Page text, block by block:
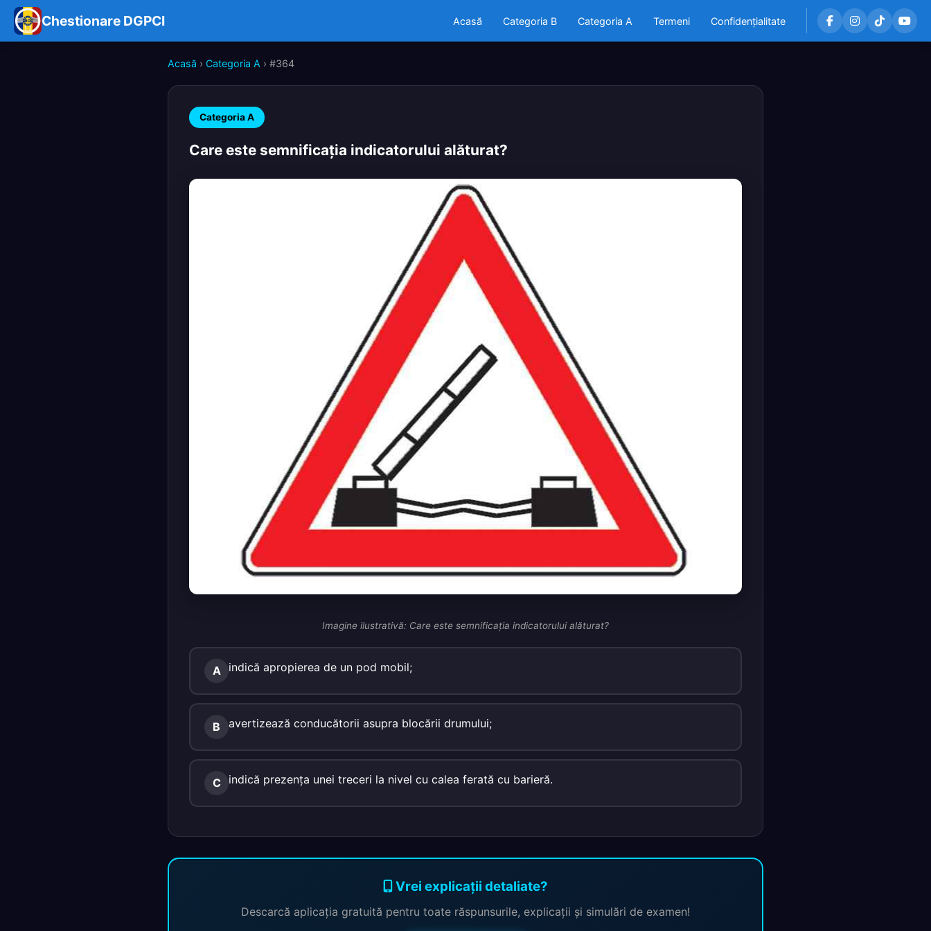
Chestionare DGPCI Acasă Categoria B Categoria A Termeni Confidențialitate
Acasă › Categoria A › #364
Categoria A
Care este semnificaţia indicatorului alăturat?
Imagine ilustrativă: Care este semnificaţia indicatorului alăturat?
A indică apropierea de un pod mobil;
B avertizează conducătorii asupra blocării drumului;
C indică prezenţa unei treceri la nivel cu calea ferată cu barieră.
Vrei explicații detaliate?
Descarcă aplicația gratuită pentru toate răspunsurile, explicații și simulări de examen!